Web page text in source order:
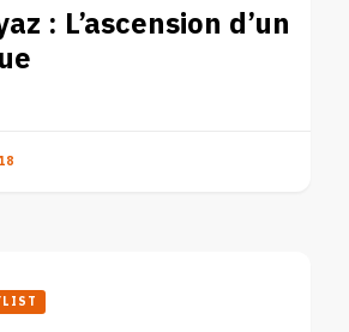
: L’ascension d’un